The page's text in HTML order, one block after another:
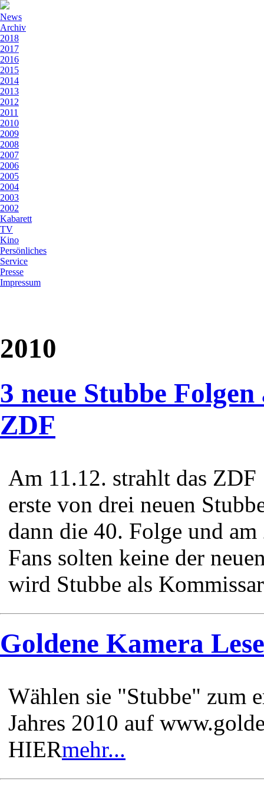
News
Archiv
2018
2017
2016
2015
2014
2013
2012
2011
2010
2009
2008
2007
2006
2005
2004
2003
2002
Kabarett
TV
Kino
Persönliches
Service
Presse
Impressum
2010
3 neue Stubbe
ZDF
Am 11.12. strahlt das
erste von drei neuen
dann die 40. Folge und
Fans solten keine der
wird Stubbe als
Goldene Kamera
Wählen sie "Stubbe" zum
Jahres 2010 auf
HIERmehr...